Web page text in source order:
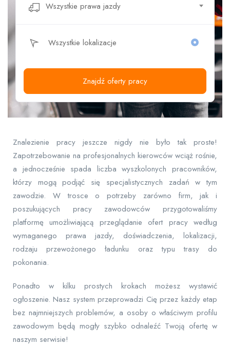
Wszystkie prawa jazdy
Znajdź oferty pracy
Znalezienie pracy jeszcze nigdy nie było tak proste!
Zapotrzebowanie na profesjonalnych kierowców wciąż rośnie,
a jednocześnie spada liczba wyszkolonych pracowników,
którzy mogą podjąć się specjalistycznych zadań w tym
zawodzie. W trosce o potrzeby zarówno firm, jak i
poszukujących pracy zawodowców przygotowaliśmy
platformę umożliwiającą przeglądanie ofert pracy według
wymaganego prawa jazdy, doświadczenia, lokalizacji,
rodzaju przewożonego ładunku oraz typu trasy do
pokonania.
Ponadto w kilku prostych krokach możesz wystawić
ogłoszenie. Nasz system przeprowadzi Cię przez każdy etap
bez najmniejszych problemów, a osoby o właściwym profilu
zawodowym będą mogły szybko odnaleźć Twoją ofertę w
naszym serwisie!